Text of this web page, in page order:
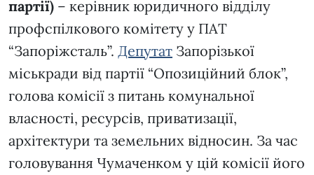
партії) – керівник юридичного відділу
профспілкового комітету у ПАТ
“Запоріжсталь”. Депутат Запорізької
міськради від партії “Опозиційний блок”,
голова комісії з питань комунальної
власності, ресурсів, приватизації,
архітектури та земельних відносин. За час
головування Чумаченком у цій комісії його